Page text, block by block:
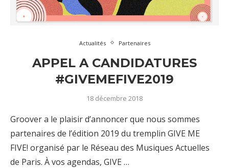
Actualités Partenaires
APPEL A CANDIDATURES
#GIVEMEFIVE2019
18 décembre 2018
Groover a le plaisir d’annoncer que nous sommes
partenaires de l’édition 2019 du tremplin GIVE ME
FIVE! organisé par le Réseau des Musiques Actuelles
de Paris. À vos agendas, GIVE …